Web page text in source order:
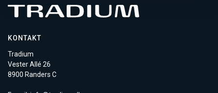
KONTAKT
Tradium
Vester Allé 26
8900 Randers C